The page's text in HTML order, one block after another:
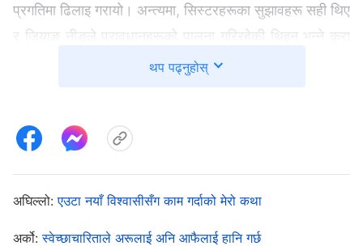
प्रगतिमा ढिलाइ गरायो। अन्त्यमा, सिस्टरहरूका सुझावहरू सही थिए
र जियाङ नीङले प्रावधानहरूको पालना गरिरहेकी थिइन् भन्‍ने कुरा
पुष्टि भयो। यसरी, तिनीहरू सधैँ अप्रभावकारी रूपमा काम गरिरहेका
नमान्ने भएकी हुनाले, उनले बनाएका चित्रहरूमा प्रायजसो धेरै
सुपरभाइजरले जियाङ नीङका समस्याहरू विशेष रूपमा
थप पढ्नुहोस्
अघिल्लो:एउटा नयाँ विश्‍वासीसँग काम गर्दाको मेरो कथा
अर्को:स्वेच्छाचारिताले अरूलाई अनि आफैलाई हानि गर्छ